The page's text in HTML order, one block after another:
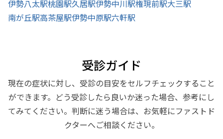
伊勢八太駅桃園駅久居駅伊勢中川駅権現前駅大三駅
南が丘駅高茶屋駅伊勢中原駅六軒駅
受診ガイド
現在の症状に対し、受診の目安をセルフチェックすること
ができます。どう受診したら良いか迷った場合、参考にし
てみてください。判断に迷う場合は、お気軽にファストド
クターへご相談ください。